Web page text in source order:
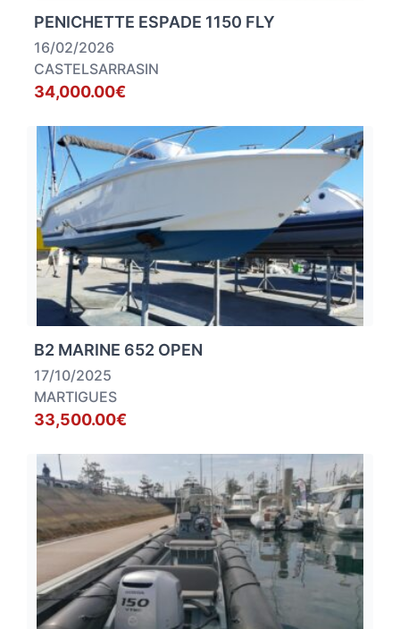
PENICHETTE ESPADE 1150 FLY
16/02/2026
CASTELSARRASIN
34,000.00€
B2 MARINE 652 OPEN
17/10/2025
MARTIGUES
33,500.00€